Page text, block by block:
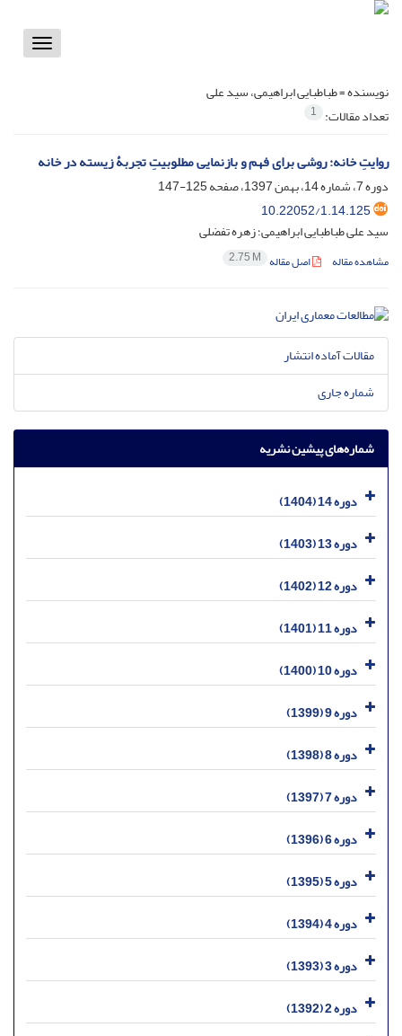
Toggle
نویسنده =طباطبایی ابراهیمی، سید علی
تعداد مقالات: 1
روایتِ خانه: روشی برای فهم و بازنمایی مطلوبیتِ تجربۀ زیسته در خانه
دوره 7، شماره 14، بهمن 1397، صفحه
125-147
10.22052/1.14.125
سید علی طباطبایی ابراهیمی؛ زهره تفضلی
مشاهده مقاله اصل مقاله 2.75 M
مقالات آماده انتشار
شماره جاری
شماره‌های پیشین نشریه
دوره 14 (1404)
دوره 13 (1403)
دوره 12 (1402)
دوره 11 (1401)
دوره 10 (1400)
دوره 9 (1399)
دوره 8 (1398)
دوره 7 (1397)
دوره 6 (1396)
دوره 5 (1395)
دوره 4 (1394)
دوره 3 (1393)
دوره 2 (1392)